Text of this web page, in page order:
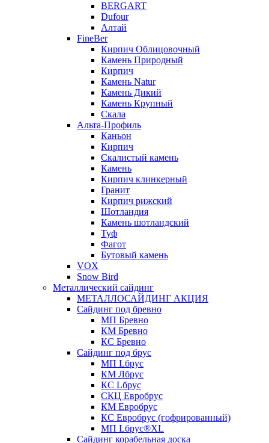
BERGART
Dufour
Алтай
FineBer
Кирпич Облицовочный
Камень Природный
Кирпич
Камень Natur
Камень Дикий
Камень Крупный
Скала
Альта-Профиль
Каньон
Кирпич
Скалистый камень
Камень
Кирпич клинкерный
Гранит
Кирпич рижский
Шотландия
Камень шотландский
Туф
Фагот
Бутовый камень
VOX
Snow Bird
Металлический сайдинг
МЕТАЛЛОСАЙДИНГ АКЦИЯ
Сайдинг под бревно
МП Бревно
КМ Бревно
КС Бревно
Сайдинг под брус
МП Lбрус
КМ Лбрус
КС Lбрус
СКЦ Евробрус
КМ Евробрус
КС Евробрус (гофрированный)
МП Lбрус®XL
Сайдинг корабельная доска